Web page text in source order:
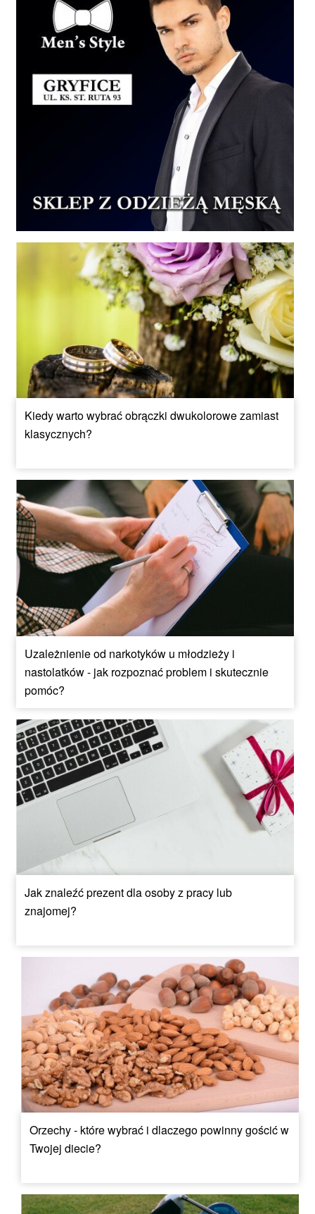
Kiedy warto wybrać obrączki dwukolorowe zamiast
klasycznych?
Uzależnienie od narkotyków u młodzieży i
nastolatków - jak rozpoznać problem i skutecznie
pomóc?
Jak znaleźć prezent dla osoby z pracy lub
znajomej?
Orzechy - które wybrać i dlaczego powinny gościć w
Twojej diecie?